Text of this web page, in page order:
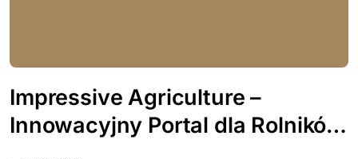
Impressive Agriculture –
Innowacyjny Portal dla Rolników
i Pasjonatów Ogrodnictwa